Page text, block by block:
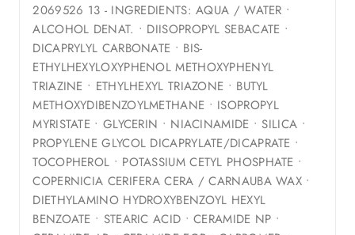
2069526 13 - INGREDIENTS: AQUA / WATER •
ALCOHOL DENAT. • DIISOPROPYL SEBACATE •
DICAPRYLYL CARBONATE • BIS-
ETHYLHEXYLOXYPHENOL METHOXYPHENYL
TRIAZINE • ETHYLHEXYL TRIAZONE • BUTYL
METHOXYDIBENZOYLMETHANE • ISOPROPYL
MYRISTATE • GLYCERIN • NIACINAMIDE • SILICA •
PROPYLENE GLYCOL DICAPRYLATE/DICAPRATE •
TOCOPHEROL • POTASSIUM CETYL PHOSPHATE •
COPERNICIA CERIFERA CERA / CARNAUBA WAX •
DIETHYLAMINO HYDROXYBENZOYL HEXYL
BENZOATE • STEARIC ACID • CERAMIDE NP •